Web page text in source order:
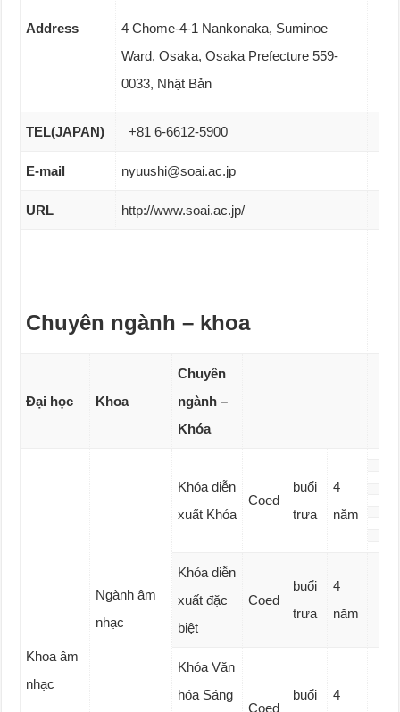
Address
4 Chome-4-1 Nankonaka, Suminoe
Ward, Osaka, Osaka Prefecture 559-
0033, Nhật Bản
TEL(JAPAN) +81 6-6612-5900
E-mail nyuushi@soai.ac.jp
URL http://www.soai.ac.jp/
Chuyên ngành – khoa
Đại học Khoa
Chuyên
ngành –
Khóa
Khoa âm
nhạc
Ngành âm
nhạc
Khóa diễn
xuất Khóa
Coed
buổi
trưa
4
năm
Khóa diễn
xuất đặc
biệt
Coed
buổi
trưa
4
năm
Khóa Văn
hóa Sáng
Coed
buổi
4